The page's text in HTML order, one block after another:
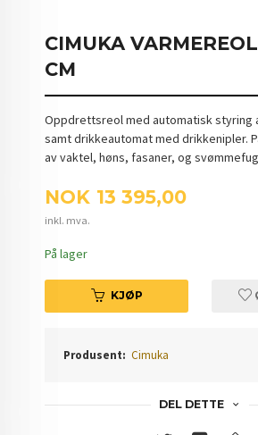
CIMUKA
CM
Oppdrettsreol med automatisk styring
samt drikkeautomat med drikkenipler.
av vaktel, høns, fasaner, og
Pris
NOK 13 395,00
inkl. mva.
På lager
KJØP
Produsent: Cimuka
DEL DETTE